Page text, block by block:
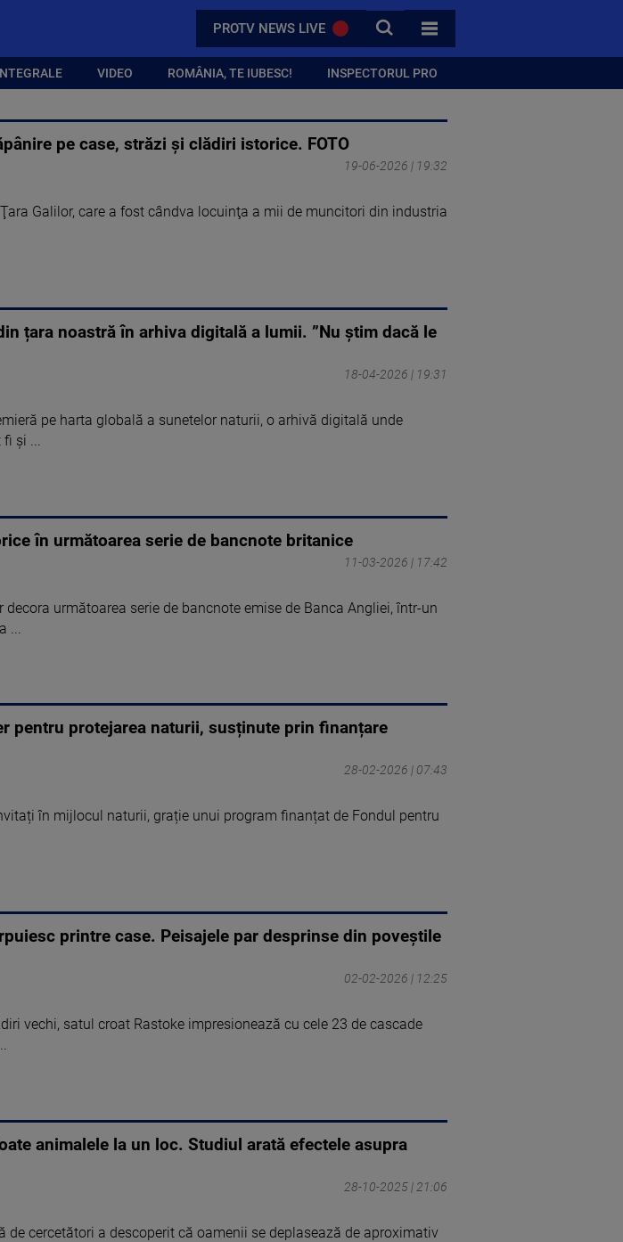
PROTV NEWS LIVE CAUTA
TOATE CATEGORIILE
VIDEO ROMÂNIA, TE IUBESC! INSPECTORUL PRO
pe case, străzi şi clădiri istorice. FOTO
19-06-2026 | 19:32
Galilor, care a fost cândva locuinţa a mii de muncitori din industria
țara noastră în arhiva digitală a lumii. ”Nu știm dacă le
18-04-2026 | 19:31
pe harta globală a sunetelor naturii, o arhivă digitală unde
și ...
în următoarea serie de bancnote britanice
11-03-2026 | 17:42
următoarea serie de bancnote emise de Banca Angliei, într-un
pentru protejarea naturii, susținute prin finanțare
28-02-2026 | 07:43
în mijlocul naturii, grație unui program finanțat de Fondul pentru
printre case. Peisajele par desprinse din poveștile
02-02-2026 | 12:25
vechi, satul croat Rastoke impresionează cu cele 23 de cascade
animalele la un loc. Studiul arată efectele asupra
28-10-2025 | 21:06
de cercetători a descoperit că oamenii se deplasează de aproximativ